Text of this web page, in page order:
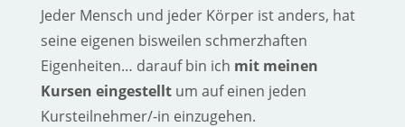
Jeder Mensch und jeder Körper ist anders, hat
seine eigenen bisweilen schmerzhaften
Eigenheiten… darauf bin ich mit meinen
Kursen eingestelltum auf einen jeden
Kursteilnehmer/-in einzugehen.